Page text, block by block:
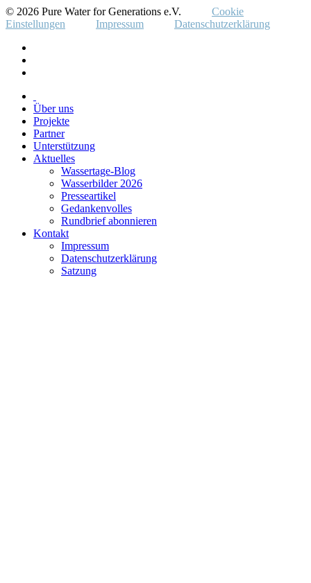
© 2026 Pure Water for Generations e.V.
Cookie
Einstellungen
Impressum Datenschutzerklärung
Über uns
Projekte
Partner
Unterstützung
Aktuelles
Wassertage-Blog
Wasserbilder 2026
Presseartikel
Gedankenvolles
Rundbrief abonnieren
Kontakt
Impressum
Datenschutzerklärung
Satzung